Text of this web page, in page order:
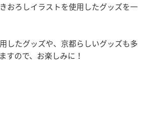
おろしイラストを使用したグッズを一
したグッズや、京都らしいグッズも多
すので、お楽しみに！